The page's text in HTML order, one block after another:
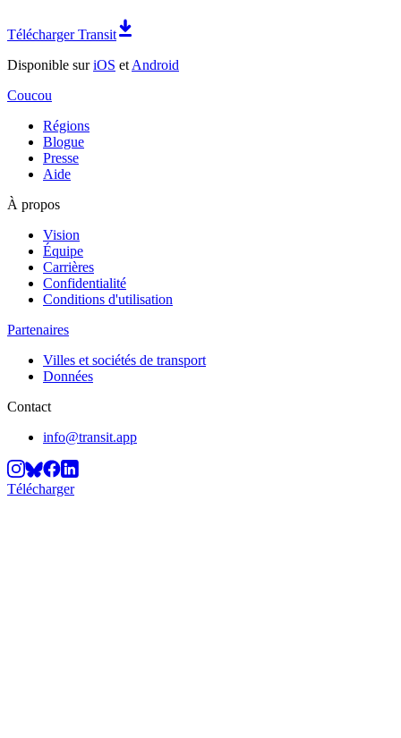
Télécharger Transit
Disponible suriOS et Android
Coucou
Régions
Blogue
Presse
Aide
À propos
Vision
Équipe
Carrières
Confidentialité
Conditions d'utilisation
Partenaires
Villes et sociétés de transport
Données
Contact
info@transit.app
Télécharger